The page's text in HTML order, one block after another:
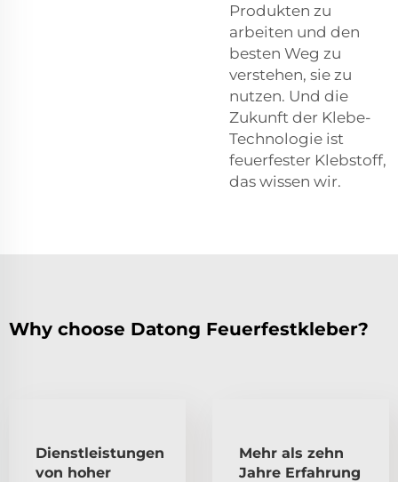
Produkten zu
arbeiten und den
besten Weg zu
verstehen, sie zu
nutzen. Und die
Zukunft der Klebe-
Technologie ist
feuerfester Klebstoff,
das wissen wir.
Why choose Datong Feuerfestkleber?
Dienstleistungen
von hoher
Mehr als zehn
Jahre Erfahrung